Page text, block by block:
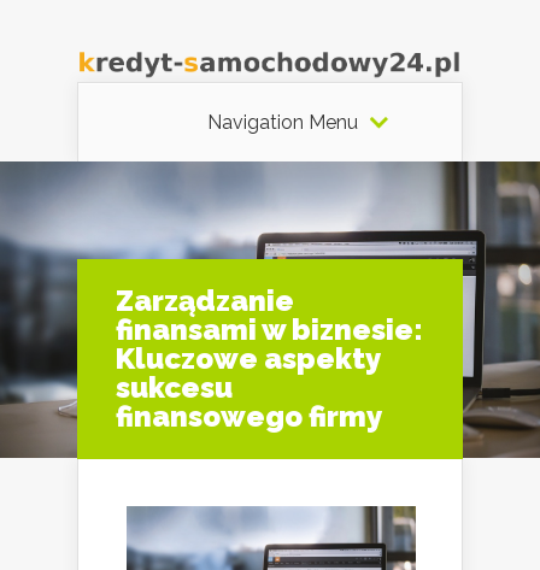
Navigation Menu
Zarządzanie
finansami w biznesie:
Kluczowe aspekty
sukcesu
finansowego firmy